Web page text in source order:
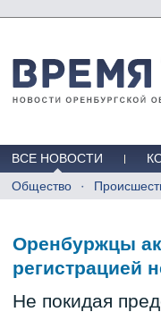
ВСЕ НОВОСТИ
Общество
Оренбуржцы
регистрацией
Не покидая